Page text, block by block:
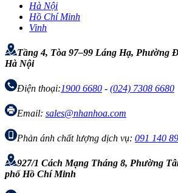
Hà Nội
Hồ Chí Minh
Vinh
Tầng 4, Tòa 97–99 Láng Hạ, Phường
Hà Nội
Điện thoại:1900 6680 - (024) 7308 6680
Email: sales@nhanhoa.com
Phản ánh chất lượng dịch vụ: 091 140
927/1 Cách Mạng Tháng 8, Phường
phố Hồ Chí Minh